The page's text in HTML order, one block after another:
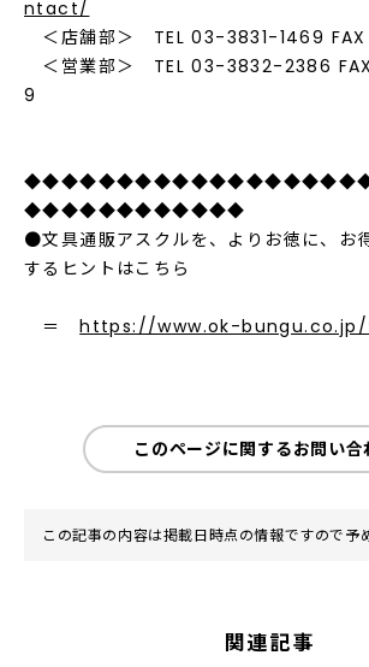
ntact/
＜店舗部＞ TEL 03-3831-1469
＜営業部＞ TEL 03-3832-2386
9
◆◆◆◆◆◆◆◆◆◆◆◆
●文具通販アスクルを、よりお徳に、お
するヒントはこちら
＝https://www.ok-
このページに関するお問い合
この記事の内容は掲載日時点の情報ですので予
関連記事